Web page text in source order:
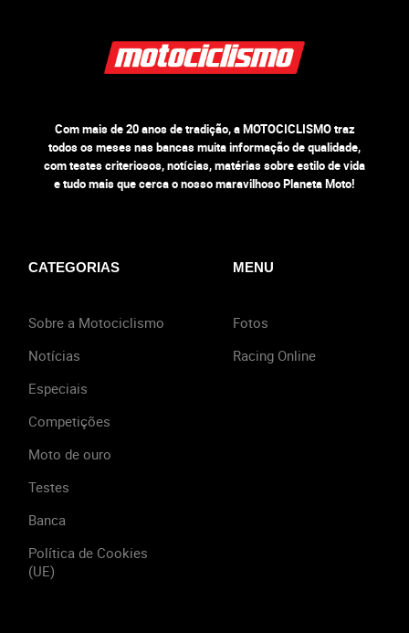
Com mais de 20 anos de tradição, a MOTOCICLISMO traz
todos os meses nas bancas muita informação de qualidade,
com testes criteriosos, notícias, matérias sobre estilo de vida
e tudo mais que cerca o nosso maravilhoso Planeta Moto!
CATEGORIAS
Sobre a Motociclismo
Notícias
Especiais
Competições
Moto de ouro
Testes
Banca
Política de Cookies
(UE)
MENU
Fotos
Racing Online